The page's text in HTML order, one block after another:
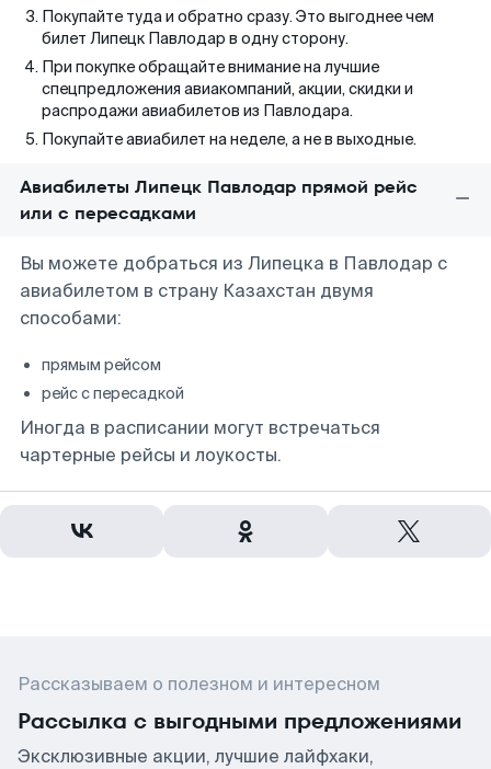
Покупайте туда и обратно сразу. Это выгоднее чем
билет Липецк Павлодар в одну сторону.
При покупке обращайте внимание на лучшие
спецпредложения авиакомпаний, акции, скидки и
распродажи авиабилетов из Павлодара.
Покупайте авиабилет на неделе, а не в выходные.
Авиабилеты Липецк Павлодар прямой рейс
или с пересадками
Вы можете добраться из Липецка в Павлодар с
авиабилетом в страну Казахстан двумя
способами:
прямым рейсом
рейс с пересадкой
Иногда в расписании могут встречаться
чартерные рейсы и лоукосты.
Рассказываем о полезном и интересном
Рассылка с выгодными предложениями
Эксклюзивные акции, лучшие лайфхаки,